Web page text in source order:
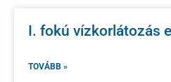
I. fokú vízkorlátozás
TOVÁBB »